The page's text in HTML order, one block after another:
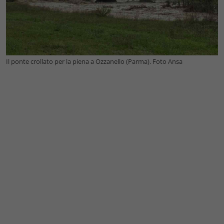
Il ponte crollato per la piena a Ozzanello (Parma). Foto Ansa